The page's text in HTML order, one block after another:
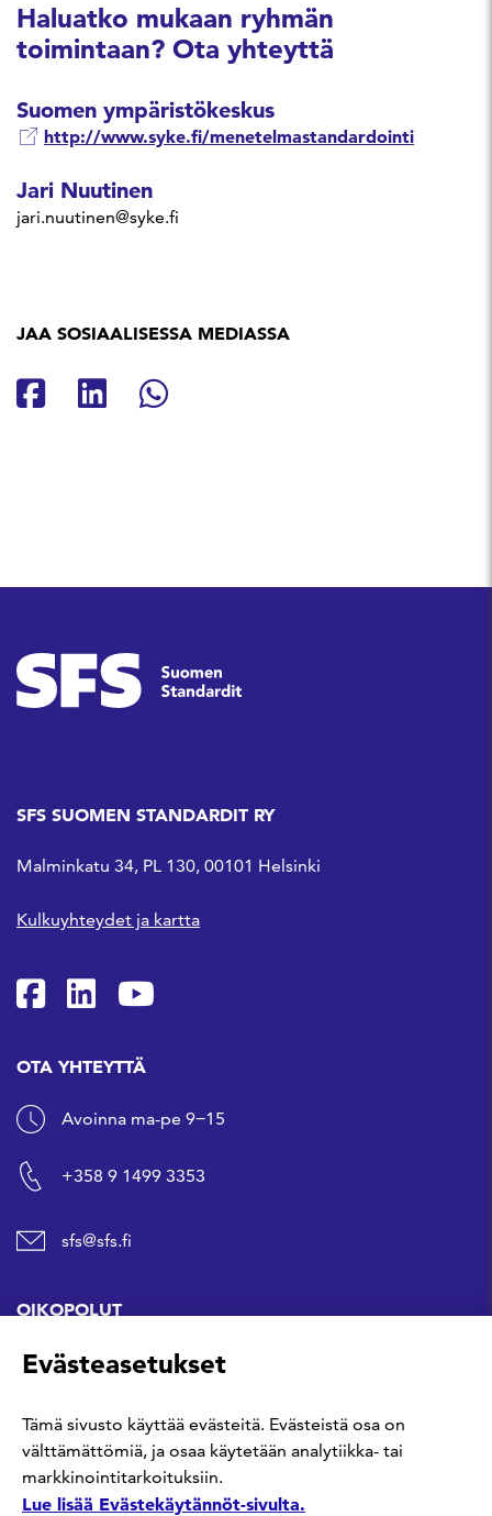
Haluatko mukaan ryhmän
toimintaan? Ota yhteyttä
Suomen ympäristökeskus
http://www.syke.fi/menetelmastandardointi
Jari Nuutinen
jari.nuutinen@syke.fi
JAA SOSIAALISESSA MEDIASSA
Jaa Facebookissa
Jaa Linkedinissä
Jaa Whatsappissa
SFS SUOMEN STANDARDIT RY
Malminkatu 34, PL 130, 00101 Helsinki
Kulkuyhteydet ja kartta
SFS Facebookissa
SFS Linkedinissä
SFS Youtubessa
OTA YHTEYTTÄ
Avoinna ma-pe 9−15
+358 9 1499 3353
sfs@sfs.fi
OIKOPOLUT
Hanki standardi
Kommentoi tekeillä olevia standardeja
Evästeasetukset
Tämä sivusto käyttää evästeitä. Evästeistä osa on
välttämättömiä, ja osaa käytetään analytiikka- tai
markkinointitarkoituksiin.
Lue lisää Evästekäytännöt-sivulta.